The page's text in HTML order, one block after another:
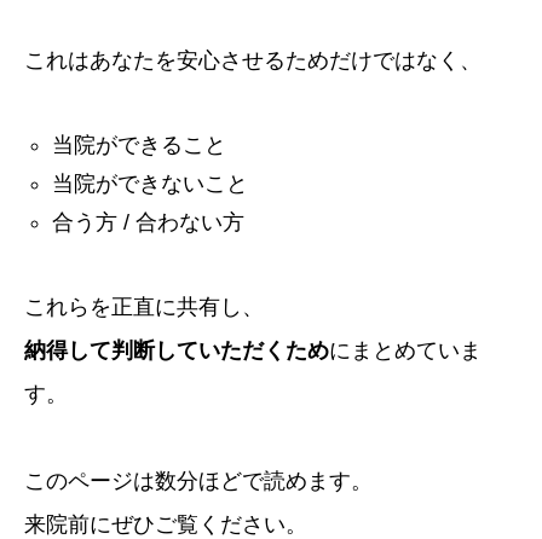
これはあなたを安心させるためだけではなく、
当院ができること
当院ができないこと
合う方 / 合わない方
これらを正直に共有し、
納得して判断していただくためにまとめていま
す。
このページは数分ほどで読めます。
来院前にぜひご覧ください。